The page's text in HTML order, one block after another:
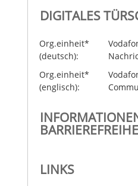
DIGITALES
Org.einheit*
(deutsch):
Org.einheit*
(englisch):
LINKS